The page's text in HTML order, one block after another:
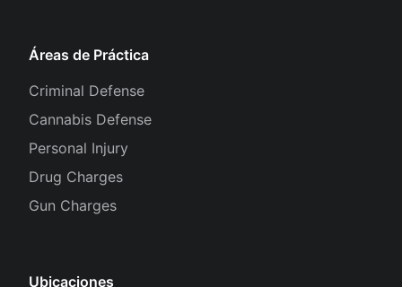
Áreas de Práctica
Criminal Defense
Cannabis Defense
Personal Injury
Drug Charges
Gun Charges
Ubicaciones